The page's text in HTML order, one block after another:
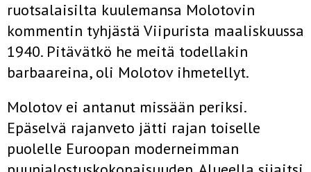
ruotsalaisilta kuulemansa Molotovin
kommentin tyhjästä Viipurista maaliskuussa
1940. Pitävätkö he meitä todellakin
barbaareina, oli Molotov ihmetellyt.
Molotov ei antanut missään periksi.
Epäselvä rajanveto jätti rajan toiselle
puolelle Euroopan moderneimman